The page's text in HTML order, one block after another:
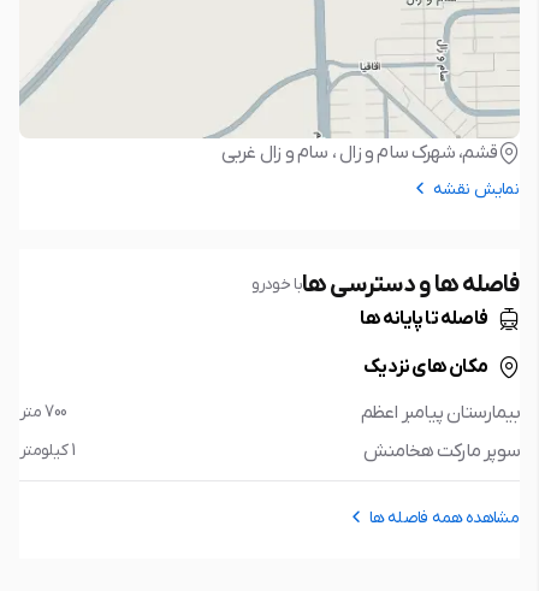
قشم، شهرک سام و زال ، سام و زال غربی
نمایش نقشه
فاصله ها و دسترسی هابا خودرو
فاصله تا پایانه ها
مکان های نزدیک
بیمارستان پیامبر اعظم
700 متر
سوپر مارکت هخامنش 1 کیلومتر
مشاهده همه فاصله ها